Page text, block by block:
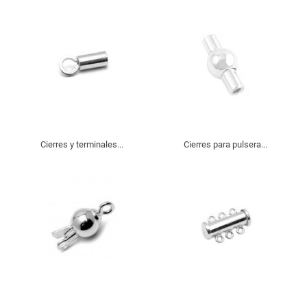
Cierres y terminales... Cierres para pulsera...